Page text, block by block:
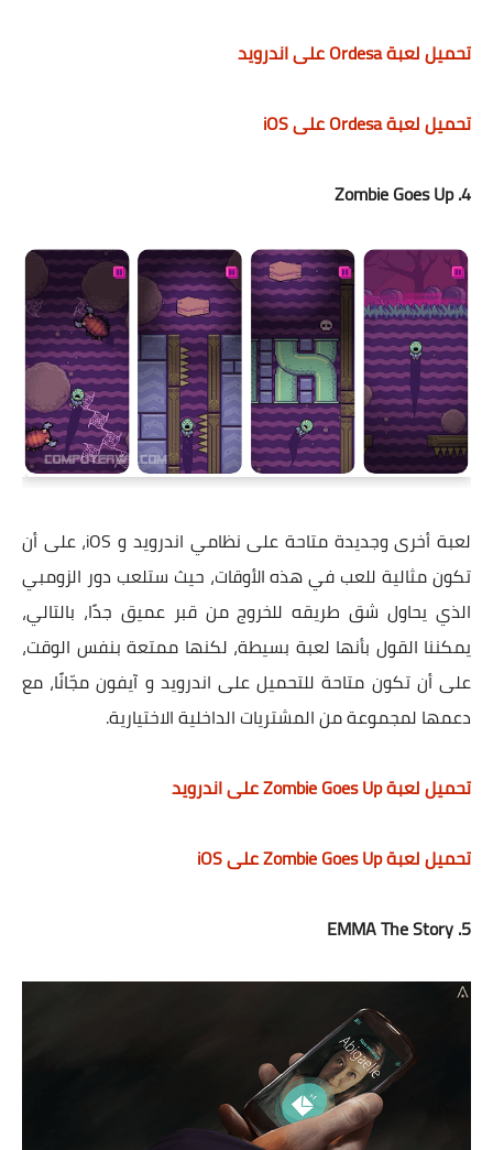
تحميل لعبة Ordesa على اندرويد
تحميل لعبة Ordesa على iOS
4. Zombie Goes Up
لعبة أخرى وجديدة متاحة على نظامي اندرويد و iOS، على أن
تكون مثالية للعب في هذه الأوقات، حيث ستلعب دور الزومبي
الذي يحاول شق طريقه للخروج من قبر عميق جدًا، بالتالي،
يمكننا القول بأنها لعبة بسيطة، لكنها ممتعة بنفس الوقت،
على أن تكون متاحة للتحميل على اندرويد و آيفون مجّانًا، مع
دعمها لمجموعة من المشتريات الداخلية الاختيارية.
تحميل لعبة Zombie Goes Up على اندرويد
تحميل لعبة Zombie Goes Up على iOS
5. EMMA The Story